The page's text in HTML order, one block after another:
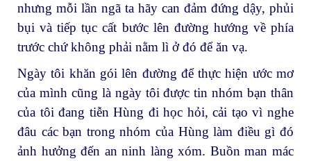
nhưng mỗi lần ngã ta hãy can đảm đứng dậy, phủi
bụi và tiếp tục cất bước lên đường hướng về phía
trước chứ không phải nằm lì ở đó để ăn vạ.
Ngày tôi khăn gói lên đường để thực hiện ước mơ
của mình cũng là ngày tôi được tin nhóm bạn thân
của tôi đang tiễn Hùng đi học hỏi, cải tạo vì nghe
đâu các bạn trong nhóm của Hùng làm điều gì đó
ảnh hưởng đến an ninh làng xóm. Buồn man mác